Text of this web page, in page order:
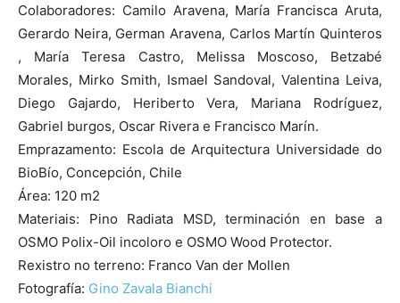
Colaboradores: Camilo Aravena, María Francisca Aruta,
Gerardo Neira, German Aravena, Carlos Martín Quinteros
, María Teresa Castro, Melissa Moscoso, Betzabé
Morales, Mirko Smith, Ismael Sandoval, Valentina Leiva,
Diego Gajardo, Heriberto Vera, Mariana Rodríguez,
Gabriel burgos, Oscar Rivera e Francisco Marín.
Emprazamento: Escola de Arquitectura Universidade do
BioBío, Concepción, Chile
Área: 120 m2
Materiais: Pino Radiata MSD, terminación en base a
OSMO Polix-Oil incoloro e OSMO Wood Protector.
Rexistro no terreno: Franco Van der Mollen
Fotografía: Gino Zavala Bianchi